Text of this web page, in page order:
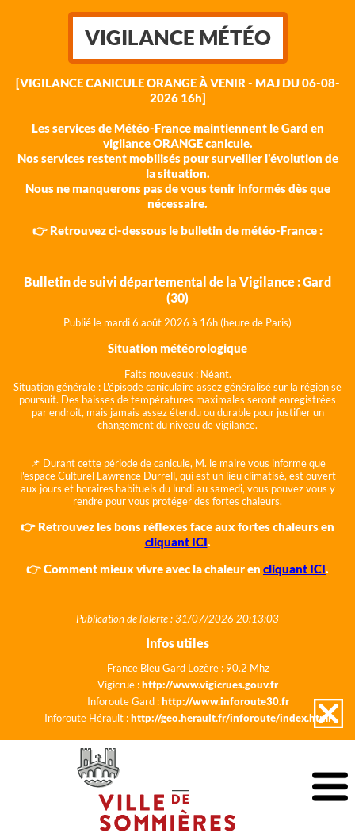
VIGILANCE MÉTÉO
[VIGILANCE CANICULE ORANGE À VENIR - MAJ DU 06-08-
2026 16h]
Les services de Météo-France maintiennent le Gard en
vigilance ORANGE canicule.
Nos services restent mobilisés pour surveiller l'évolution de
la situation.
Nous ne manquerons pas de vous tenir informés dès que
nécessaire.
👉 Retrouvez ci-dessous le bulletin de météo-France :
Bulletin de suivi départemental de la Vigilance : Gard
(30)
Publié le mardi 6 août 2026 à 16h (heure de Paris)
Situation météorologique
Faits nouveaux : Néant.
Situation générale : L'épisode caniculaire assez généralisé sur la région se
poursuit. Des baisses de températures maximales seront enregistrées
par endroit, mais jamais assez étendu ou durable pour justifier un
changement du niveau de vigilance.
📌 Durant cette période de canicule, M. le maire vous informe que
l'espace Culturel Lawrence Durrell, qui est un lieu climatisé, est ouvert
aux jours et horaires habituels du lundi au samedi, vous pouvez vous y
rendre pour vous protéger des fortes chaleurs.
👉 Retrouvez les bons réflexes face aux fortes chaleurs en
cliquant ICI.
👉 Comment mieux vivre avec la chaleur en cliquant ICI.
Publication de l'alerte : 31/07/2026 20:13:03
Infos utiles
France Bleu Gard Lozère : 90.2 Mhz
Vigicrue :http://www.vigicrues.gouv.fr
Inforoute Gard :http://www.inforoute30.fr
Inforoute Hérault :http://geo.herault.fr/inforoute/index.html